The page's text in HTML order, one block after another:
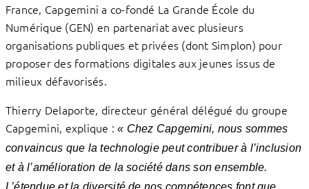
France, Capgemini a co-fondé La Grande École du
Numérique (GEN) en partenariat avec plusieurs
organisations publiques et privées (dont Simplon) pour
proposer des formations digitales aux jeunes issus de
milieux défavorisés.
Thierry Delaporte, directeur général délégué du groupe
Capgemini, explique :« Chez Capgemini, nous sommes
convaincus que la technologie peut contribuer à l’inclusion
et à l’amélioration de la société dans son ensemble.
L’étendue et la diversité de nos compétences font que